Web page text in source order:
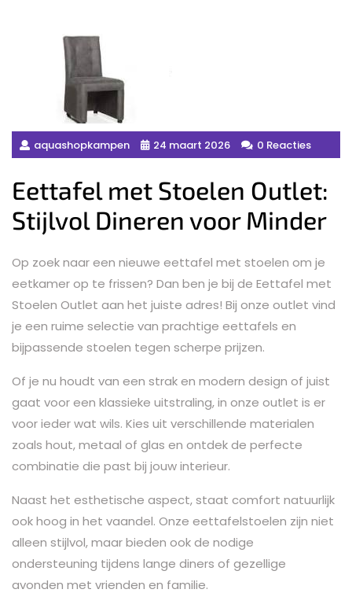
aquashopkampen 24 maart 2026 0 Reacties
Eettafel met Stoelen Outlet:
Stijlvol Dineren voor Minder
Op zoek naar een nieuwe eettafel met stoelen om je
eetkamer op te frissen? Dan ben je bij de Eettafel met
Stoelen Outlet aan het juiste adres! Bij onze outlet vind
je een ruime selectie van prachtige eettafels en
bijpassende stoelen tegen scherpe prijzen.
Of je nu houdt van een strak en modern design of juist
gaat voor een klassieke uitstraling, in onze outlet is er
voor ieder wat wils. Kies uit verschillende materialen
zoals hout, metaal of glas en ontdek de perfecte
combinatie die past bij jouw interieur.
Naast het esthetische aspect, staat comfort natuurlijk
ook hoog in het vaandel. Onze eettafelstoelen zijn niet
alleen stijlvol, maar bieden ook de nodige
ondersteuning tijdens lange diners of gezellige
avonden met vrienden en familie.